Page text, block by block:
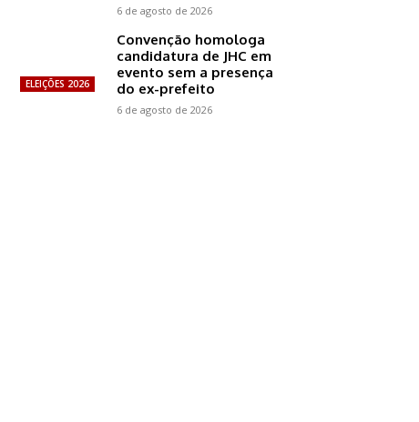
6 de agosto de 2026
ELEIÇÕES 2026
Convenção homologa
candidatura de JHC em
evento sem a presença
do ex-prefeito
6 de agosto de 2026